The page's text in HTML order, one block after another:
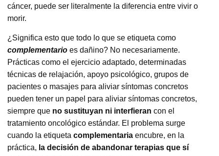
cáncer, puede ser literalmente la diferencia entre vivir o
morir.
¿Significa esto que todo lo que se etiqueta como
complementario es dañino? No necesariamente.
Prácticas como el ejercicio adaptado, determinadas
técnicas de relajación, apoyo psicológico, grupos de
pacientes o masajes para aliviar síntomas concretos
pueden tener un papel para aliviar síntomas concretos,
siempre que no sustituyan ni interfieran con el
tratamiento oncológico estándar. El problema surge
cuando la etiqueta complementaria encubre, en la
práctica, la decisión de abandonar terapias que sí